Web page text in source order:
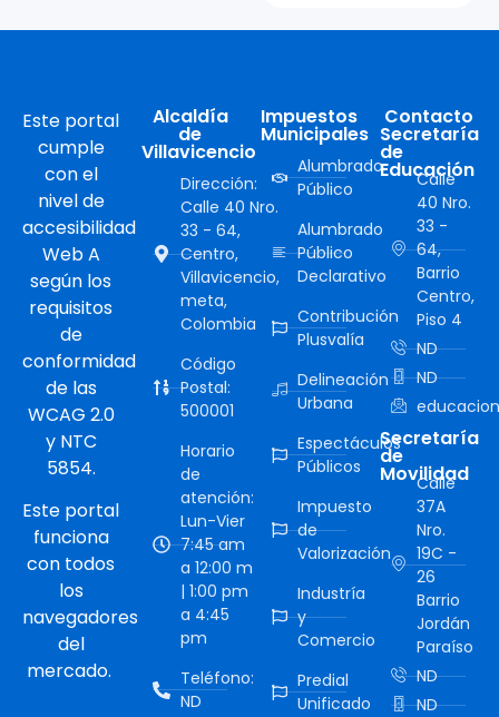
Este portal
cumple
con el
nivel de
accesibilidad
Web A
según los
requisitos
de
conformidad
de las
WCAG 2.0
y NTC
5854.
Este portal
funciona
con todos
los
navegadores
del
mercado.
Alcaldía
de
Villavicencio
Dirección:
Calle 40 Nro.
33 - 64,
Centro,
Villavicencio,
meta,
Colombia
Código
Postal:
500001
Horario
de
atención:
Lun-Vier
7:45 am
a 12:00 m
| 1:00 pm
a 4:45
pm
Teléfono:
ND
Impuestos
Municipales
Alumbrado
Público
Alumbrado
Público
Declarativo
Contribución
Plusvalía
Delineación
Urbana
Espectáculos
Públicos
Impuesto
de
Valorización
Industría
y
Comercio
Predial
Unificado
Contacto
Secretaría
de
Educación
Calle
40 Nro.
33 -
64,
Barrio
Centro,
Piso 4
ND
ND
Secretaría
de
Movilidad
Calle
37A
Nro.
19C -
26
Barrio
Jordán
Paraíso
ND
ND